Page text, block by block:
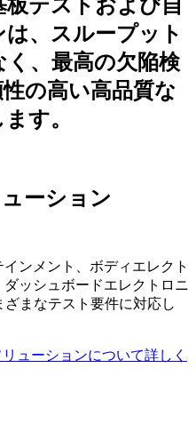
テストおよび自
、スループット
、最高の欠陥検
の高い高品質な
す。
ーション
ンメント、ボディエレクト
ッシュボードエレクトロニ
まなテスト要件に対応し
ューションについて詳しく